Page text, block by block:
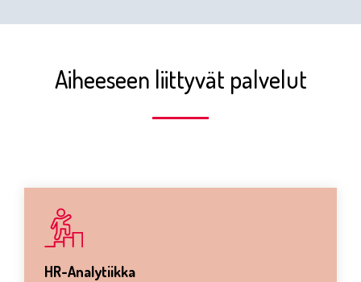
Aiheeseen liittyvät palvelut
HR-Analytiikka